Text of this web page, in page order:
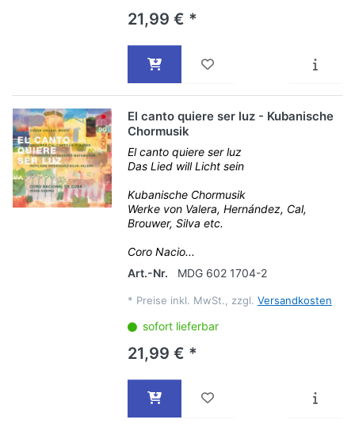
21,99 € *
El canto quiere ser luz - Kubanische
Chormusik
El canto quiere ser luz
Das Lied will Licht sein
Kubanische Chormusik
Werke von Valera, Hernández, Cal,
Brouwer, Silva etc.
Coro Nacio...
Art.-Nr.
MDG 602 1704-2
* Preise inkl. MwSt., zzgl. Versandkosten
sofort lieferbar
21,99 € *